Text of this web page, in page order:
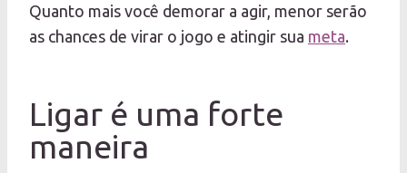
Quanto mais você demorar a agir, menor serão
as chances de virar o jogo e atingir sua meta.
Ligar é uma forte
maneira